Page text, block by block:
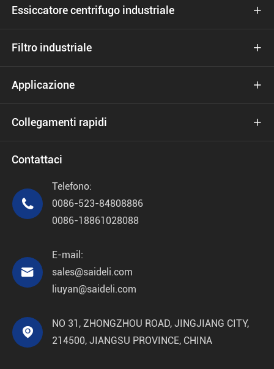
Essiccatore centrifugo industriale 
Filtro industriale 
Applicazione 
Collegamenti rapidi 
Contattaci

Telefono:
0086-523-84808886
0086-18861028088

E-mail:
sales@saideli.com
liuyan@saideli.com

NO 31, ZHONGZHOU ROAD, JINGJIANG CITY,
214500, JIANGSU PROVINCE, CHINA